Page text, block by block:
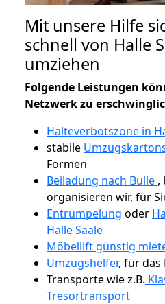
Mit unsere Hilfe
schnell von Halle
umziehen
Folgende Leistungen
Netzwerk zu
Halteverbotszone in
stabile
Formen
Beiladung nach Bulle ,
organisieren wir, für
Entrümpelung oder
Halle Saale
Möbellift günstig
Umzugshelfer, für das
Transporte wie z.B.
Tresortransport